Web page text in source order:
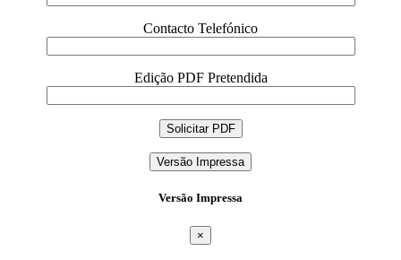
Contacto Telefónico
Edição PDF Pretendida
Versão Impressa
Versão Impressa
×